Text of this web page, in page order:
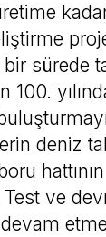
bir sürede
deniz
Test ve